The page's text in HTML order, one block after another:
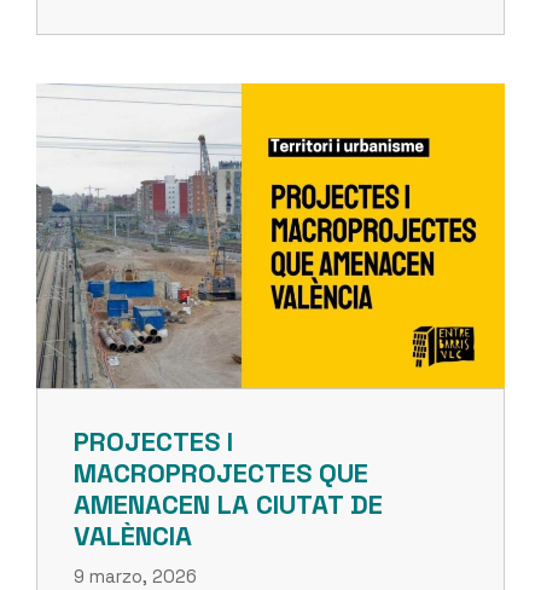
PROJECTES I
MACROPROJECTES QUE
AMENACEN LA CIUTAT DE
VALÈNCIA
9 marzo, 2026